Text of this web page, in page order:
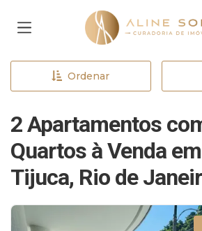
Página inicial
Ordenar
2 Apartamentos
Quartos à Venda
Tijuca, Rio de